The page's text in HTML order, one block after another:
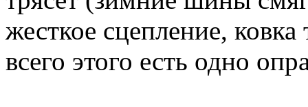
жесткое сцепление,
всего этого есть одно